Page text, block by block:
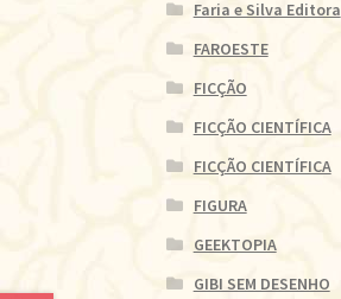
Faria e Silva Editora
FAROESTE
FICÇÃO
FICÇÃO CIENTÍFICA
FICÇÃO CIENTÍFICA
FIGURA
GEEKTOPIA
GIBI SEM DESENHO